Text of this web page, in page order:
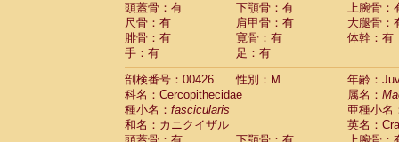
頭蓋骨：有
下顎骨：有
上腕骨：
尺骨：有
肩甲骨：有
大腿骨：
腓骨：有
寛骨：有
体幹：有
手：有
足：有
剖検番号：00426
性別：M
年齢：
科名：Cercopithecidae
属名：
種小名： fascicularis
亜種小名
和名：カニクイザル
英名：